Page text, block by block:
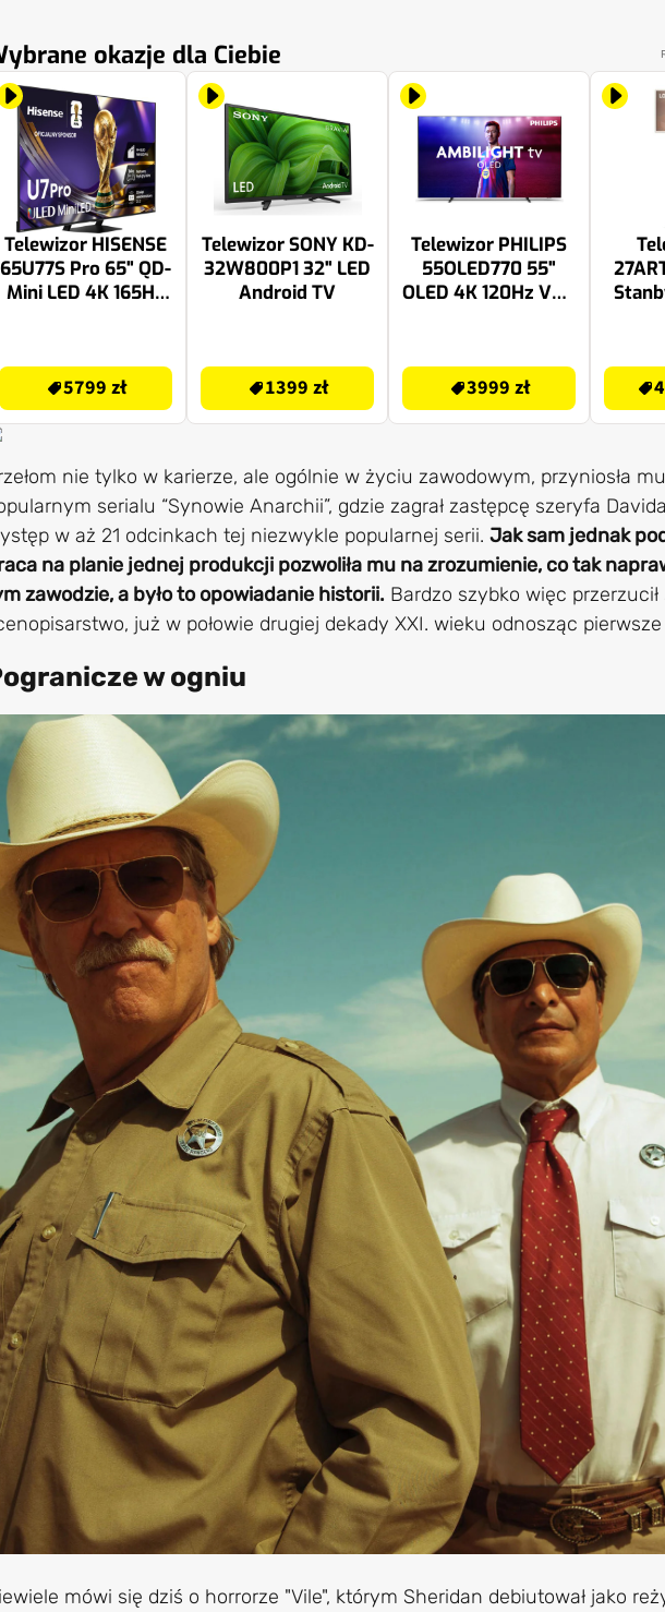
okazje dla Ciebie
Telewizor HISENSE
65U77S Pro 65" QD-
Mini LED 4K 165Hz
HDMI 2.1
5799 zł
Telewizor SONY KD-
32W800P1 32" LED
Android TV
1399 zł
Telewizor PHILIPS
55OLED770 55"
OLED 4K 120Hz VRR
Dolby Atmos, HDMI
2.1
3999 zł
nie tylko w karierze, ale ogólnie w życiu zawodowym, przyniosła
serialu “Synowie Anarchii”, gdzie zagrał zastępcę szeryfa
w aż 21 odcinkach tej niezwykle popularnej serii. Jak sam jednak
na planie jednej produkcji pozwoliła mu na zrozumienie, co tak
zawodzie, a było to opowiadanie historii. Bardzo szybko więc
już w połowie drugiej dekady XXI. wieku odnosząc
w ogniu
mówi się dziś o horrorze "Vile", którym Sheridan debiutował jako